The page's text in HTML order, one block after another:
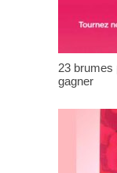
23 brumes
gagner